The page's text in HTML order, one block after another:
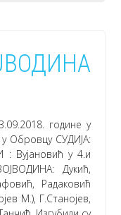
године у
Обровцу СУДИЈА:
Вујановић у 4.и
Дукић,
Радаковић
М.), Г.Станојев,